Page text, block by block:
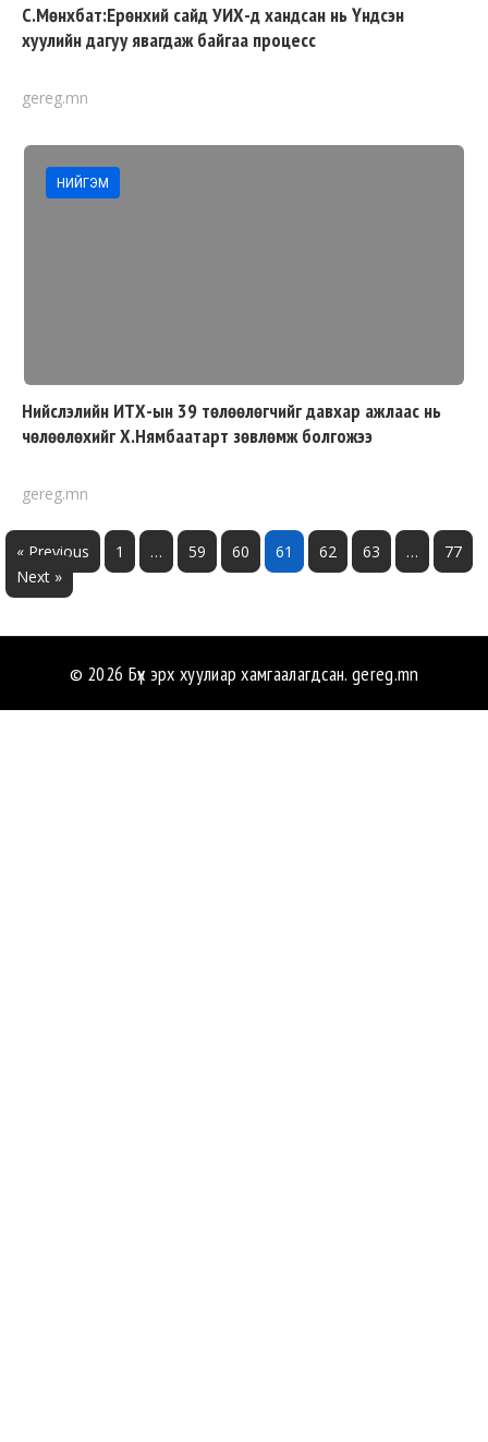
С.Мөнхбат:Ерөнхий сайд УИХ-д хандсан нь Үндсэн
хуулийн дагуу явагдаж байгаа процесс
gereg.mn
НИЙГЭМ
Нийслэлийн ИТХ-ын 39 төлөөлөгчийг давхар ажлаас нь
чөлөөлөхийг Х.Нямбаатарт зөвлөмж болгожээ
gereg.mn
« Previous 1 … 59 60 61 62 63 …
77
Next »
© 2026 Бүх эрх хуулиар хамгаалагдсан. gereg.mn